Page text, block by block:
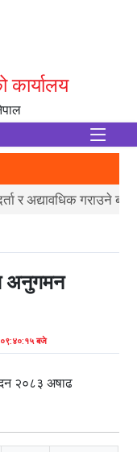
कार्यालय
सूचना
अनुगमन
०९:४०:१५ बजे
२०८३ अषाढ